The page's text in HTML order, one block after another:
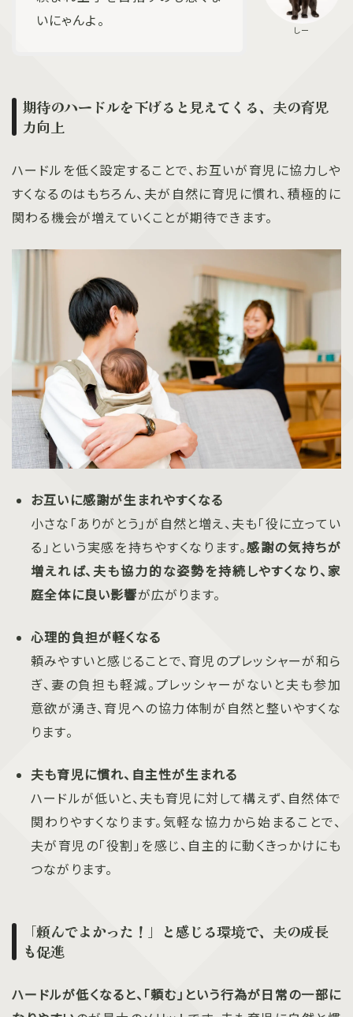
いにゃんよ。
期待のハードルを下げると見えてくる、夫の育児
力向上
ハードルを低く設定することで、お互いが育児に協力しや
すくなるのはもちろん、夫が自然に育児に慣れ、積極的に
関わる機会が増えていくことが期待できます。
お互いに感謝が生まれやすくなる
小さな「ありがとう」が自然と増え、夫も「役に立ってい
る」という実感を持ちやすくなります。感謝の気持ちが
増えれば、夫も協力的な姿勢を持続しやすくなり、家
庭全体に良い影響が広がります。
心理的負担が軽くなる
頼みやすいと感じることで、育児のプレッシャーが和ら
ぎ、妻の負担も軽減。プレッシャーがないと夫も参加
意欲が湧き、育児への協力体制が自然と整いやすくな
ります。
夫も育児に慣れ、自主性が生まれる
ハードルが低いと、夫も育児に対して構えず、自然体で
関わりやすくなります。気軽な協力から始まることで、
夫が育児の「役割」を感じ、自主的に動くきっかけにも
つながります。
「頼んでよかった！」と感じる環境で、夫の成長
も促進
ハードルが低くなると、「頼む」という行為が日常の一部に